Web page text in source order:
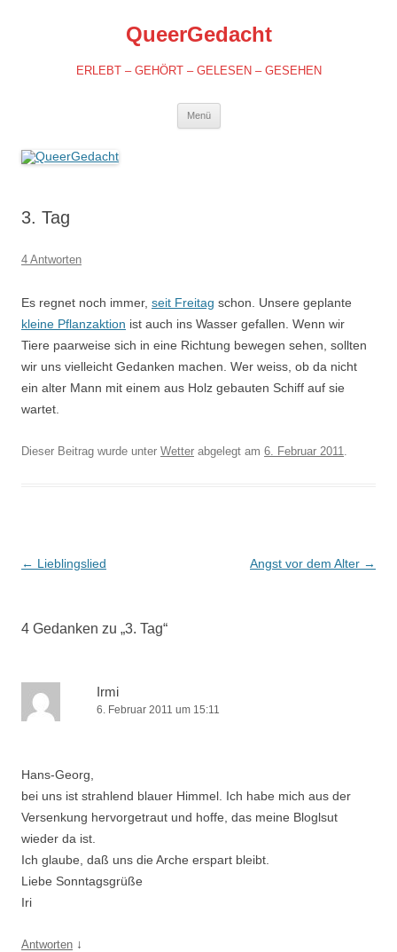
QueerGedacht
ERLEBT – GEHÖRT – GELESEN – GESEHEN
Menü
3. Tag
4 Antworten
Es regnet noch immer, seit Freitag schon. Unsere geplante
kleine Pflanzaktion ist auch ins Wasser gefallen. Wenn wir
Tiere paarweise sich in eine Richtung bewegen sehen, sollten
wir uns vielleicht Gedanken machen. Wer weiss, ob da nicht
ein alter Mann mit einem aus Holz gebauten Schiff auf sie
wartet.
Dieser Beitrag wurde unter Wetter abgelegt am 6. Februar 2011.
Beitrags-
← Lieblingslied Angst vor dem Alter →
4 Gedanken zu „3. Tag“
Irmi
6. Februar 2011 um 15:11
Hans-Georg,
bei uns ist strahlend blauer Himmel. Ich habe mich aus der
Versenkung hervorgetraut und hoffe, das meine Bloglsut
wieder da ist.
Ich glaube, daß uns die Arche erspart bleibt.
Liebe Sonntagsgrüße
Iri
Antworten ↓